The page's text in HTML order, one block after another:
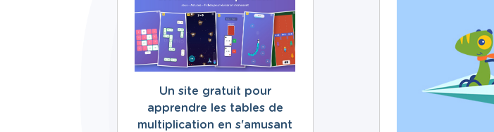
Un site gratuit pour
apprendre les tables de
multiplication en s'amusant